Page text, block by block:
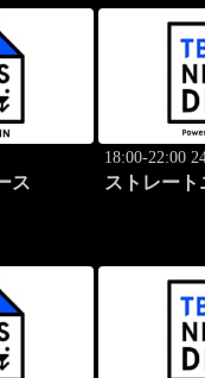
ス
18:00-22:00
ストレート